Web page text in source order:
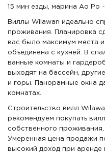
15 мин езды, марина Ao Po
Виллы Wilawan идеально
проживания. Планировка
вас было максимум места
объединена с кухней. В
ванные комнаты и
выходят на бассейн,
и горы. Панорамные окна
комнатах.
Строительство вилл
рекомендуем покупать
собственного проживания,
Умеренная цена продажи
высокий доход при аренде